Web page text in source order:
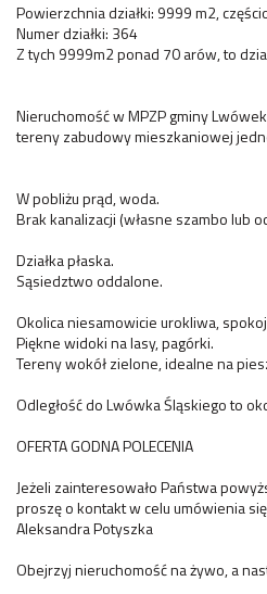
Powierzchnia działki: 9999 m2,
Numer działki: 364
Z tych 9999m2 ponad 70 arów, to
Nieruchomość w MPZP gminy
tereny zabudowy mieszkaniowej
W pobliżu prąd, woda.
Brak kanalizacji (własne szambo lub
Działka płaska.
Sąsiedztwo oddalone.
Okolica niesamowicie urokliwa,
Piękne widoki na lasy, pagórki.
Tereny wokół zielone, idealne na
Odległość do Lwówka Śląskiego to
OFERTA GODNA POLECENIA
Jeżeli zainteresowało Państwa
proszę o kontakt w celu umówienia
Aleksandra Potyszka
Obejrzyj nieruchomość na żywo, a